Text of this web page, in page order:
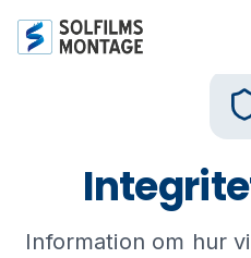
Information om hur